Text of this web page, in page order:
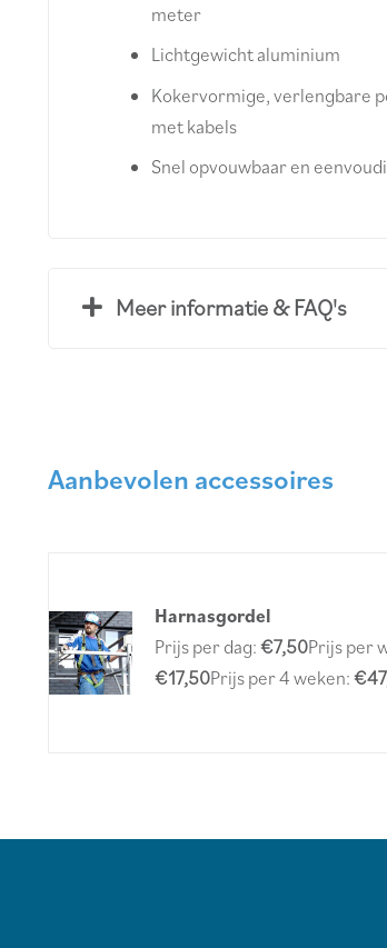
meter
Lichtgewicht aluminium
Kokervormige, verlengbare
met kabels
Snel opvouwbaar en
Meer informatie & FAQ's
Aanbevolen accessoires
Harnasgordel
Prijs per dag:€7,50Prijs per
€17,50Prijs per 4 weken: